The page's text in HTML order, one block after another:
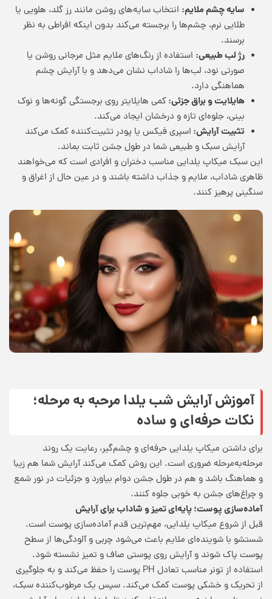
سایه چشم ملایم: انتخاب سایه‌های روشن مانند رز گلد، هلویی یا
طلایی نرم، چشم‌ها را برجسته می‌کند بدون اینکه افراطی به نظر
برسند.
رژ لب طبیعی: استفاده از رنگ‌های ملایم مثل مرجانی روشن یا
صورتی نود، لب‌ها را شاداب نشان می‌دهد و با آرایش چشم
هماهنگی دارد.
هایلایت و براق جزئی:کمی هایلایتر روی برجستگی گونه‌ها و نوک
بینی، جلوه‌ای تازه و درخشان ایجاد می‌کند.
تثبیت آرایش: اسپری فیکس یا پودر تثبیت‌کننده کمک می‌کند
آرایش سبک و طبیعی شما در طول جشن ثابت بماند.
این سبک میکاپ یلدایی مناسب دختران و افرادی است که می‌خواهند
ظاهری شاداب، ملایم و جذاب داشته باشند و در عین حال از اغراق و
سنگینی پرهیز کنند.
آموزش آرایش شب یلدا مرحبه به مرحله؛
نکات حرفه‌ای و ساده
برای داشتن میکاپ یلدایی حرفه‌ای و چشم‌گیر، رعایت یک روند
مرحله‌به‌مرحله ضروری است. این روش کمک می‌کند آرایش شما هم زیبا
و هماهنگ باشد و هم در طول جشن دوام بیاورد و جزئیات در نور شمع
و چراغ‌های جشن به خوبی جلوه کنند.
آماده‌سازی پوست؛ پایه‌ای تمیز و شاداب برای آرایش
قبل از شروع میکاپ یلدایی، مهم‌ترین قدم آماده‌سازی پوست است.
شستشو با شوینده‌ای ملایم باعث می‌شود چربی و آلودگی‌ها از سطح
پوست پاک شوند و آرایش روی پوستی صاف و تمیز نشسته شود.
استفاده از تونر مناسب تعادل PH پوست را حفظ می‌کند و به جلوگیری
از تحریک و خشکی پوست کمک می‌کند. سپس یک مرطوب‌کننده سبک،